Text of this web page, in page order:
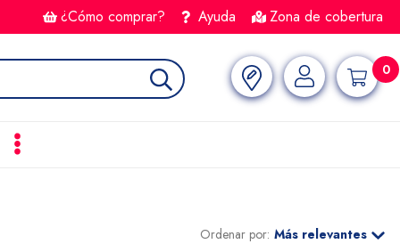
¿Cómo comprar? Ayuda Zona de cobertura
0
Ordenar por: Más relevantes